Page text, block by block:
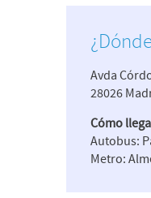
Avda
28026
Cómo
Autobus:
Metro: